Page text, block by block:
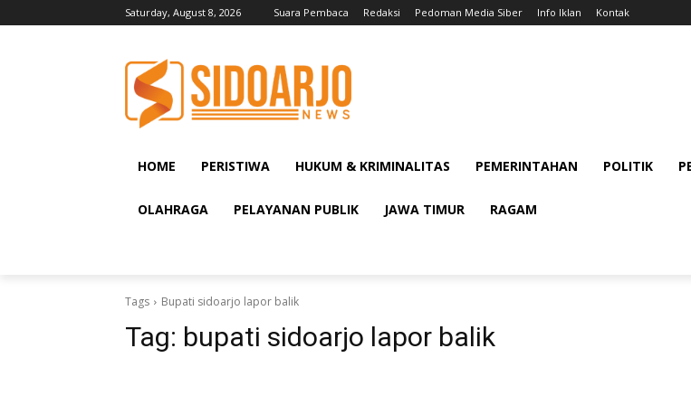
Saturday, August 8, 2026 Suara Pembaca Redaksi Pedoman Media Siber Info Iklan Kontak
HOME PERISTIWA HUKUM & KRIMINALITAS PEMERINTAHAN POLITIK
OLAHRAGA PELAYANAN PUBLIK JAWA TIMUR RAGAM
Tags Bupati sidoarjo lapor balik
Tag: bupati sidoarjo lapor balik